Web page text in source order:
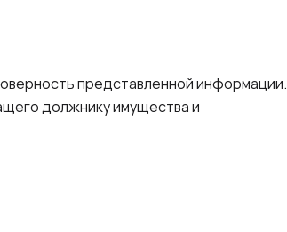
представленной информации.
должнику имущества и